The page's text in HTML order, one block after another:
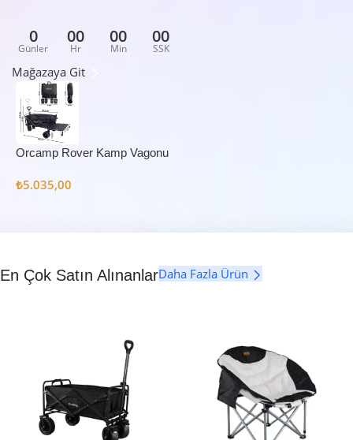
0
Günler
00
Hr
00
Min
00
SSK
Mağazaya Git
Orcamp Rover Kamp Vagonu
₺5.035,00
En Çok Satın AlınanlarDaha Fazla Ürün